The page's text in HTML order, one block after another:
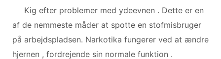
Kig efter problemer med ydeevnen . Dette er en
af ​​de nemmeste måder at spotte en stofmisbruger
på arbejdspladsen. Narkotika fungerer ved at ændre
hjernen , fordrejende sin normale funktion .